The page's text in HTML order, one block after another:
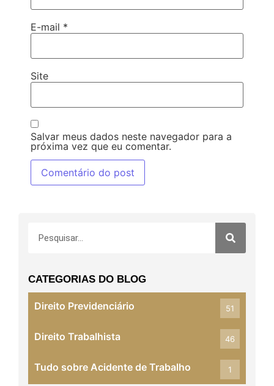
E-mail *
Site
Salvar meus dados neste navegador para a
próxima vez que eu comentar.
CATEGORIAS DO BLOG
Direito Previdenciário 51
Direito Trabalhista 46
Tudo sobre Acidente de Trabalho 1